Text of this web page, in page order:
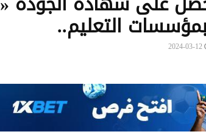
التعليم..
2024-03-12